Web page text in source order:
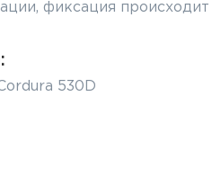
фиксация происходит
530D